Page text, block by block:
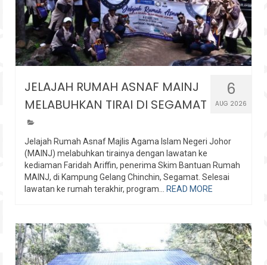
6
AUG 2026
JELAJAH RUMAH ASNAF MAINJ
MELABUHKAN TIRAI DI SEGAMAT
Jelajah Rumah Asnaf Majlis Agama Islam Negeri Johor
(MAINJ) melabuhkan tirainya dengan lawatan ke
kediaman Faridah Ariffin, penerima Skim Bantuan Rumah
MAINJ, di Kampung Gelang Chinchin, Segamat. Selesai
lawatan ke rumah terakhir, program...
READ MORE